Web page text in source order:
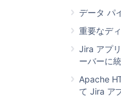
データ パ
重要なデ
Jira アプ
ーバーに
Apache
て Jira ア
メトリック